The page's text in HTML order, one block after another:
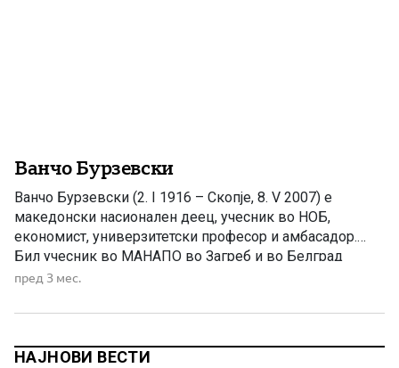
Ванчо Бурзевски
Ванчо Бурзевски (2. I 1916 – Скопjе, 8. V 2007) е
македонски наcионален деец, учесник во НОБ,
економист, универзитетски професор и амбасадор.
Бил учесник во МАНАПО во Загреб и во Белград
(1938– 1941) и член на КПJ (1941). Бил избран делегат
заседание на АСНОМ. По Ослободуваwето […]
пред 3 мес.
НАЈНОВИ ВЕСТИ